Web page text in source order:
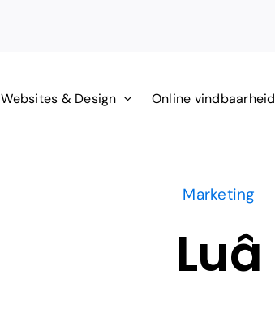
Websites & Design Online vindbaarheid
Marketing
Luâ